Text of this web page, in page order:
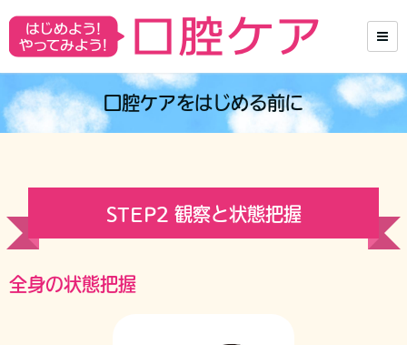
口腔ケアをはじめる前に
STEP2 観察と状態把握
全身の状態把握